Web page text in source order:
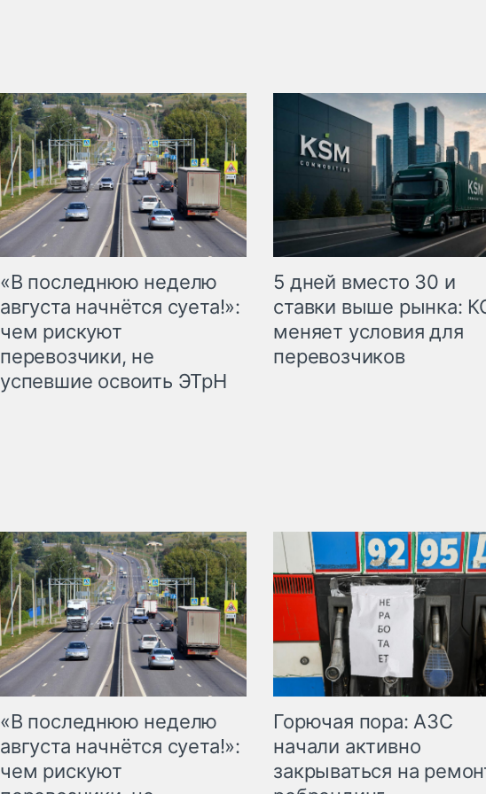
«В последнюю неделю
августа начнётся суета!»:
чем рискуют
перевозчики, не
успевшие освоить ЭТрН
5 дней вместо 30 и
ставки выше рынка:
меняет условия для
перевозчиков
«В последнюю неделю
августа начнётся суета!»:
чем рискуют
Горючая пора: АЗС
начали активно
закрываться на